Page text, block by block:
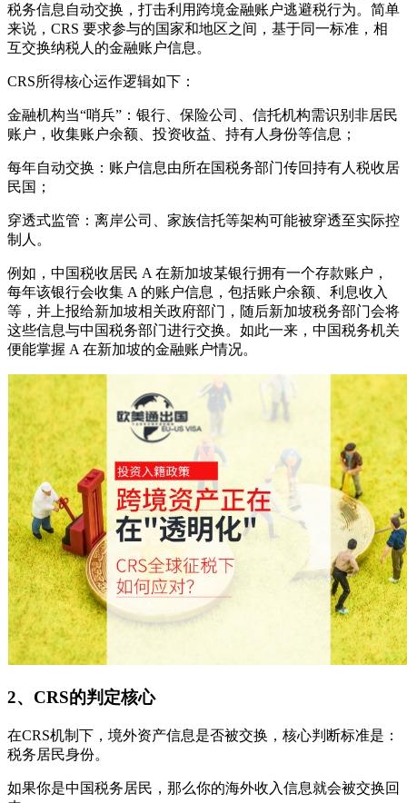
税务信息自动交换，打击利用跨境金融账户逃避税行为。简单
来说，CRS 要求参与的国家和地区之间，基于同一标准，相
互交换纳税人的金融账户信息。
CRS所得核心运作逻辑如下：
金融机构当“哨兵”：银行、保险公司、信托机构需识别非居民
账户，收集账户余额、投资收益、持有人身份等信息；
每年自动交换：账户信息由所在国税务部门传回持有人税收居
民国；
穿透式监管：离岸公司、家族信托等架构可能被穿透至实际控
制人。
例如，中国税收居民 A 在新加坡某银行拥有一个存款账户，
每年该银行会收集 A 的账户信息，包括账户余额、利息收入
等，并上报给新加坡相关政府部门，随后新加坡税务部门会将
这些信息与中国税务部门进行交换。如此一来，中国税务机关
便能掌握 A 在新加坡的金融账户情况。
2、CRS的判定核心
在CRS机制下，境外资产信息是否被交换，核心判断标准是：
税务居民身份。
如果你是中国税务居民，那么你的海外收入信息就会被交换回